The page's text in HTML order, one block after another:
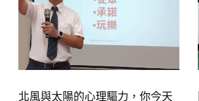
北風與太陽的心理驅力，你今天